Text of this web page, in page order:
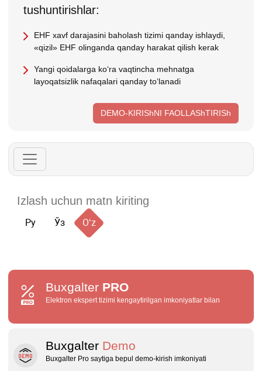
tushuntirishlar:
EHF хavf darajasini baholash tizimi qanday ishlaydi,
«qizil» EHF olinganda qanday harakat qilish kerak
Yangi qoidalarga koʻra vaqtincha mehnatga
layoqatsizlik nafaqalari qanday toʻlanadi
DEMO-KIRIShNI FAOLLAShTIRISh
Ру Ўз Oʻz
Buxgalter PRO
Elektron ekspert tizimi kengaytirilgan imkoniyatlar bilan
Buxgalter Demo
Buxgalter Pro saytiga bepul demo‑kirish imkoniyati